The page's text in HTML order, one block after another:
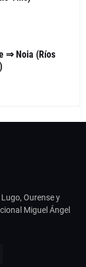
⇒ Noia (Ríos
Ourense y
Miguel Ángel